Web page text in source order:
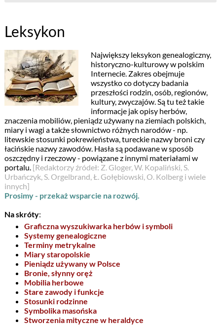
Leksykon
Największy leksykon genealogiczny,
historyczno-kulturowy w polskim
Internecie. Zakres obejmuje
wszystko co dotyczy badania
przeszłości rodzin, osób, regionów,
kultury, zwyczajów. Są tu też takie
informacje jak opisy herbów,
znaczenia mobiliów, pieniądz używany na ziemiach polskich,
miary i wagi a także słownictwo różnych narodów - np.
litewskie stosunki pokrewieństwa, tureckie nazwy broni czy
łacińskie nazwy zawodów. Hasła są podawane w sposób
oszczędny i rzeczowy - powiązane z innymi materiałami w
portalu. [Redaktorzy źródeł: Z. Gloger, W. Kopaliński, S.
Urbańczyk, S. Orgelbrand, Ł. Gołębiowski, O. Kolberg i wiele
innych]
Prosimy - przekaż wsparcie na rozwój.
Na skróty:
Graficzna wyszukiwarka herbów i symboli
Systemy genealogiczne
Terminy metrykalne
Miary staropolskie
Pieniądz używany w Polsce
Bronie, słynny oręż
Mobilia herbowe
Stare zawody i funkcje
Stosunki rodzinne
Symbolika masońska
Stworzenia mityczne w heraldyce